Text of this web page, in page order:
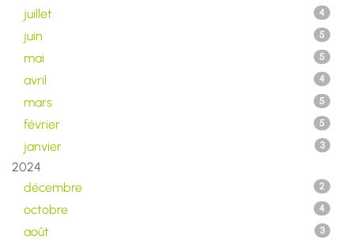
juillet 4
juin 5
mai 5
avril 4
mars 5
février 5
janvier 3
2024
décembre
2
octobre 4
août 3